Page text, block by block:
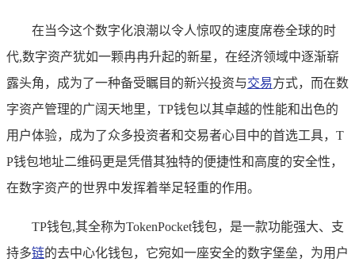
在当今这个数字化浪潮以令人惊叹的速度席卷全球的时
代,数字资产犹如一颗冉冉升起的新星，在经济领域中逐渐崭
露头角，成为了一种备受瞩目的新兴投资与交易方式，而在数
字资产管理的广阔天地里，TP钱包以其卓越的性能和出色的
用户体验，成为了众多投资者和交易者心目中的首选工具，T
P钱包地址二维码更是凭借其独特的便捷性和高度的安全性，
在数字资产的世界中发挥着举足轻重的作用。
TP钱包,其全称为TokenPocket钱包，是一款功能强大、支
持多链的去中心化钱包，它宛如一座安全的数字堡垒，为用户